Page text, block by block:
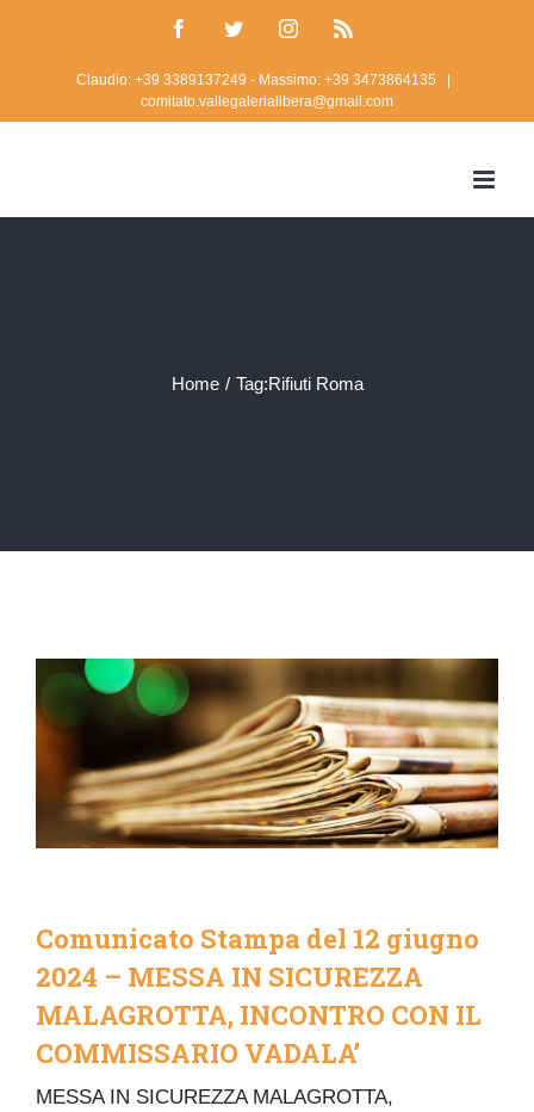
FacebookTwitterInstagram
Claudio: +39 3389137249 - Massimo: +39 3473864135
comitato.vallegalerialibera@gmail.com
Home / Tag:Rifiuti Roma
Comunicato Stampa del 12 giugno
2024 – MESSA IN SICUREZZA
MALAGROTTA, INCONTRO CON IL
COMMISSARIO VADALA’
MESSA IN SICUREZZA MALAGROTTA,